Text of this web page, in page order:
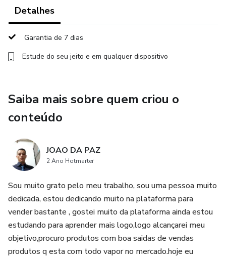
Capítulo 10 - Performando com Confiança
Conclusão
Detalhes
Garantia de 7 dias
Estude do seu jeito e em qualquer dispositivo
Saiba mais sobre quem criou o
conteúdo
JOAO DA PAZ
2 Ano Hotmarter
Sou muito grato pelo meu trabalho, sou uma pessoa muito
dedicada, estou dedicando muito na plataforma para
vender bastante , gostei muito da plataforma ainda estou
estudando para aprender mais logo,logo alcançarei meu
objetivo,procuro produtos com boa saidas de vendas
produtos q esta com todo vapor no mercado.hoje eu